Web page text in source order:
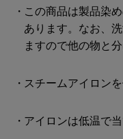
この商品は製品染
あります。なお、
ますので他の物と
スチームアイロン
アイロンは低温で